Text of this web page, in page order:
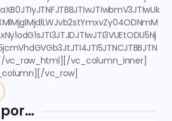
vc_raw_html][/vc_column_inner]
vc_row]